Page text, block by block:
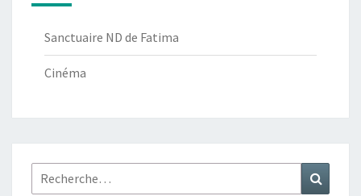
Sanctuaire ND de Fatima
Cinéma
Rechercher :